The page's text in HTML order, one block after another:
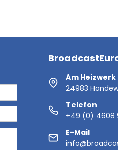
Am Heizwerk
24983
Telefon
+49 (0) 4608
E-Mail